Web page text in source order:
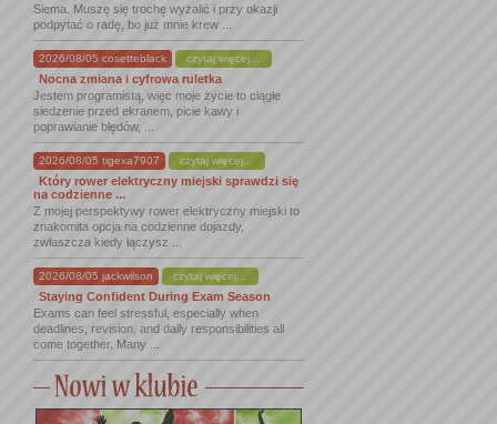
Siema. Muszę się trochę wyżalić i przy okazji
podpytać o radę, bo już mnie krew ...
2026/08/05 cosetteblack czytaj więcej...
Nocna zmiana i cyfrowa ruletka
Jestem programistą, więc moje życie to ciągłe
siedzenie przed ekranem, picie kawy i
poprawianie błędów, ...
2026/08/05 tigexa7907 czytaj więcej...
Który rower elektryczny miejski sprawdzi się
na codzienne ...
Z mojej perspektywy rower elektryczny miejski to
znakomita opcja na codzienne dojazdy,
zwłaszcza kiedy łączysz ...
2026/08/05 jackwilson czytaj więcej...
Staying Confident During Exam Season
Exams can feel stressful, especially when
deadlines, revision, and daily responsibilities all
come together. Many ...